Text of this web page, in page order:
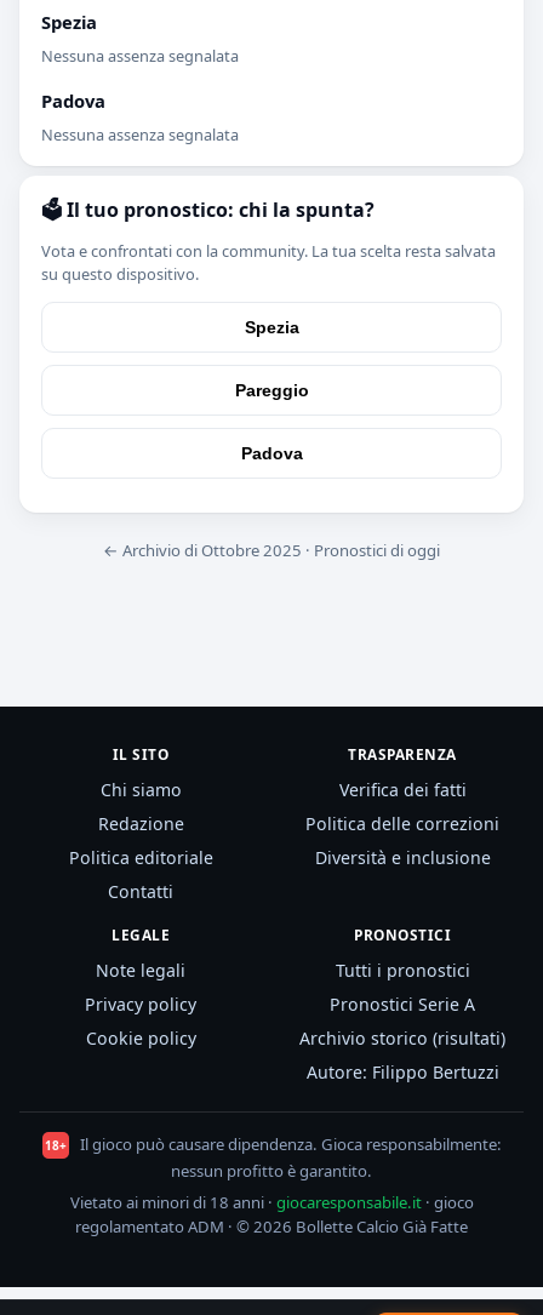
Spezia
Nessuna assenza segnalata
Padova
Nessuna assenza segnalata
🗳️ Il tuo pronostico: chi la spunta?
Vota e confrontati con la community. La tua scelta resta salvata
su questo dispositivo.
Spezia
Pareggio
Padova
← Archivio di Ottobre 2025 · Pronostici di oggi
IL SITO
Chi siamo
Redazione
Politica editoriale
Contatti
TRASPARENZA
Verifica dei fatti
Politica delle correzioni
Diversità e inclusione
LEGALE
Note legali
Privacy policy
Cookie policy
PRONOSTICI
Tutti i pronostici
Pronostici Serie A
Archivio storico (risultati)
Autore: Filippo Bertuzzi
18+
Il gioco può causare dipendenza. Gioca responsabilmente:
nessun profitto è garantito.
Vietato ai minori di 18 anni · giocaresponsabile.it· gioco
regolamentato ADM · © 2026 Bollette Calcio Già Fatte